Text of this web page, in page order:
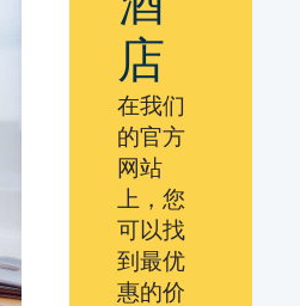
店
在我们
的官方
网站
上，您
可以找
到最优
惠的价